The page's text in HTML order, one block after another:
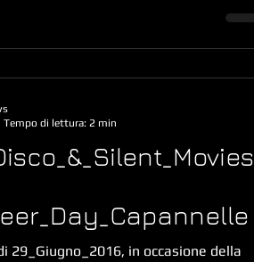
29_Giugno_2016, in occasione della
Tempo di lettura: 2 min